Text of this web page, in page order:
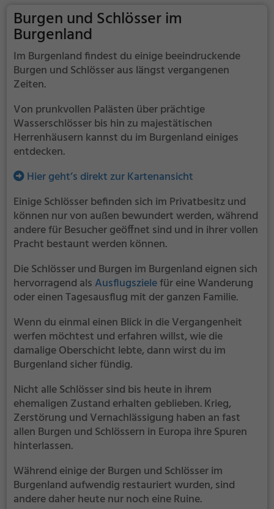
Burgen und Schlösser im
Burgenland
Im Burgenland findest du einige beeindruckende
Burgen und Schlösser aus längst vergangenen
Zeiten.
Von prunkvollen Palästen über prächtige
Wasserschlösser bis hin zu majestätischen
Herrenhäusern kannst du im Burgenland einiges
entdecken.
Hier geht’s direkt zur Kartenansicht
Einige Schlösser befinden sich im Privatbesitz und
können nur von außen bewundert werden, während
andere für Besucher geöffnet sind und in ihrer vollen
Pracht bestaunt werden können.
Die Schlösser und Burgen im Burgenland eignen sich
hervorragend als Ausflugszielefür eine Wanderung
oder einen Tagesausflug mit der ganzen Familie.
Wenn du einmal einen Blick in die Vergangenheit
werfen möchtest und erfahren willst, wie die
damalige Oberschicht lebte, dann wirst du im
Burgenland sicher fündig.
Nicht alle Schlösser sind bis heute in ihrem
ehemaligen Zustand erhalten geblieben. Krieg,
Zerstörung und Vernachlässigung haben an fast
allen Burgen und Schlössern in Europa ihre Spuren
hinterlassen.
Während einige der Burgen und Schlösser im
Burgenland aufwendig restauriert wurden, sind
andere daher heute nur noch eine Ruine.